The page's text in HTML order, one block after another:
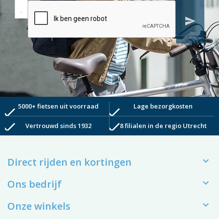
send
check5000+ fietsen uit voorraad check Lage bezorgkosten
check Vertrouwd sinds 1932 check8 filialen in de regio Utrecht
Direct rijden en kortingen 
Ons bedrijf 
Onze winkels 